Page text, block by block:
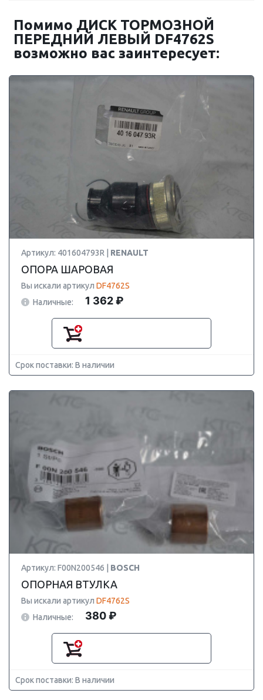
Помимо ДИСК ТОРМОЗНОЙ
ПЕРЕДНИЙ ЛЕВЫЙ DF4762S
возможно вас заинтересует:
Артикул: 401604793R | RENAULT
ОПОРА ШАРОВАЯ
Вы искали артикул DF4762S
Наличные:
1 362 ₽
Срок поставки: В наличии
Артикул: F00N200546 | BOSCH
ОПОРНАЯ ВТУЛКА
Вы искали артикул DF4762S
Наличные:
380 ₽
Срок поставки: В наличии